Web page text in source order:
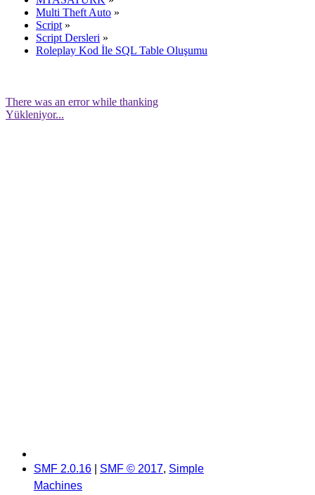
Multi Theft Auto »
Script »
Script Dersleri »
Roleplay Kod İle SQL Table Oluşumu
There was an error while thanking
Yükleniyor...
SMF 2.0.16 SMF © 2017, Simple
Machines